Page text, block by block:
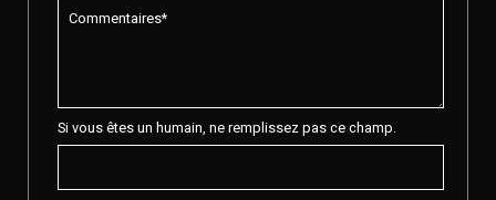
Si vous êtes un humain, ne remplissez pas ce champ.